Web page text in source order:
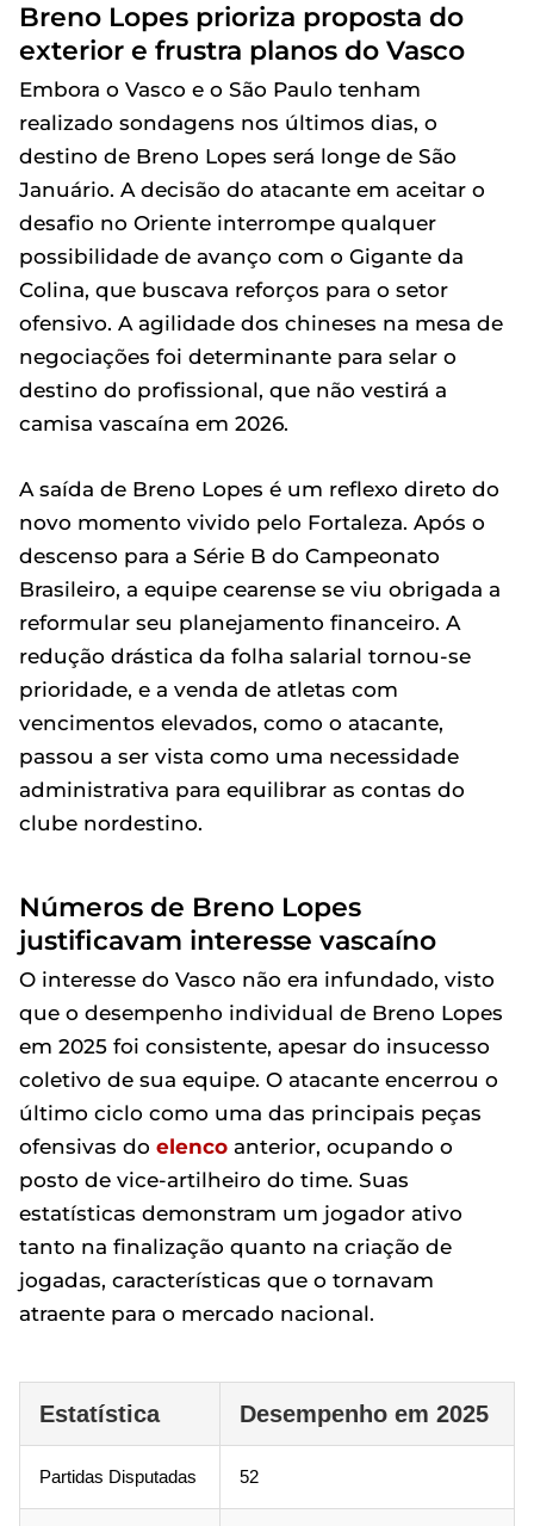
Breno Lopes prioriza proposta do
exterior e frustra planos do Vasco
Embora o Vasco e o São Paulo tenham
realizado sondagens nos últimos dias, o
destino de Breno Lopes será longe de São
Januário. A decisão do atacante em aceitar o
desafio no Oriente interrompe qualquer
possibilidade de avanço com o Gigante da
Colina, que buscava reforços para o setor
ofensivo. A agilidade dos chineses na mesa de
negociações foi determinante para selar o
destino do profissional, que não vestirá a
camisa vascaína em 2026.
A saída de Breno Lopes é um reflexo direto do
novo momento vivido pelo Fortaleza. Após o
descenso para a Série B do Campeonato
Brasileiro, a equipe cearense se viu obrigada a
reformular seu planejamento financeiro. A
redução drástica da folha salarial tornou-se
prioridade, e a venda de atletas com
vencimentos elevados, como o atacante,
passou a ser vista como uma necessidade
administrativa para equilibrar as contas do
clube nordestino.
Números de Breno Lopes
justificavam interesse vascaíno
O interesse do Vasco não era infundado, visto
que o desempenho individual de Breno Lopes
em 2025 foi consistente, apesar do insucesso
coletivo de sua equipe. O atacante encerrou o
último ciclo como uma das principais peças
ofensivas do elenco anterior, ocupando o
posto de vice-artilheiro do time. Suas
estatísticas demonstram um jogador ativo
tanto na finalização quanto na criação de
jogadas, características que o tornavam
atraente para o mercado nacional.
Estatística Desempenho em 2025
Partidas Disputadas 52